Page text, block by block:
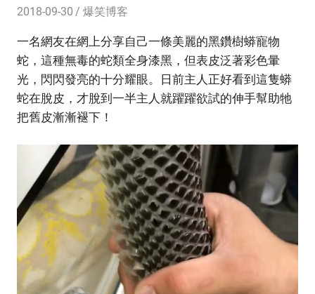
2018-09-30 爆笑博客
一名網友在網上分享自己一條美麗的黑鑽樹蟒寵物
蛇，這種無毒的蛇類全身漆黑，但表皮泛著彩色暈
光，閃閃發亮的十分耀眼。日前主人正好看到這隻蟒
蛇在脫皮，才脫到一半主人就躍躍欲試的伸手幫助牠
把舊皮漸漸褪下！